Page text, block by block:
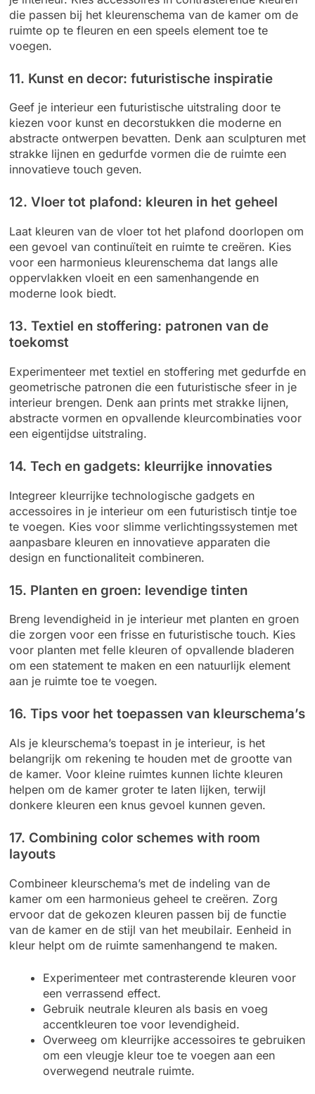
die passen bij het kleurenschema van de kamer om de
ruimte op te fleuren en een speels element toe te
voegen.
11. Kunst en decor: futuristische inspiratie
Geef je interieur een futuristische uitstraling door te
kiezen voor kunst en decorstukken die moderne en
abstracte ontwerpen bevatten. Denk aan sculpturen met
strakke lijnen en gedurfde vormen die de ruimte een
innovatieve touch geven.
12. Vloer tot plafond: kleuren in het geheel
Laat kleuren van de vloer tot het plafond doorlopen om
een gevoel van continuïteit en ruimte te creëren. Kies
voor een harmonieus kleurenschema dat langs alle
oppervlakken vloeit en een samenhangende en
moderne look biedt.
13. Textiel en stoffering: patronen van de
toekomst
Experimenteer met textiel en stoffering met gedurfde en
geometrische patronen die een futuristische sfeer in je
interieur brengen. Denk aan prints met strakke lijnen,
abstracte vormen en opvallende kleurcombinaties voor
een eigentijdse uitstraling.
14. Tech en gadgets: kleurrijke innovaties
Integreer kleurrijke technologische gadgets en
accessoires in je interieur om een futuristisch tintje toe
te voegen. Kies voor slimme verlichtingssystemen met
aanpasbare kleuren en innovatieve apparaten die
design en functionaliteit combineren.
15. Planten en groen: levendige tinten
Breng levendigheid in je interieur met planten en groen
die zorgen voor een frisse en futuristische touch. Kies
voor planten met felle kleuren of opvallende bladeren
om een statement te maken en een natuurlijk element
aan je ruimte toe te voegen.
16. Tips voor het toepassen van kleurschema’s
Als je kleurschema’s toepast in je interieur, is het
belangrijk om rekening te houden met de grootte van
de kamer. Voor kleine ruimtes kunnen lichte kleuren
helpen om de kamer groter te laten lijken, terwijl
donkere kleuren een knus gevoel kunnen geven.
17. Combining color schemes with room
layouts
Combineer kleurschema’s met de indeling van de
kamer om een harmonieus geheel te creëren. Zorg
ervoor dat de gekozen kleuren passen bij de functie
van de kamer en de stijl van het meubilair. Eenheid in
kleur helpt om de ruimte samenhangend te maken.
Experimenteer met contrasterende kleuren voor
een verrassend effect.
Gebruik neutrale kleuren als basis en voeg
accentkleuren toe voor levendigheid.
Overweeg om kleurrijke accessoires te gebruiken
om een vleugje kleur toe te voegen aan een
overwegend neutrale ruimte.